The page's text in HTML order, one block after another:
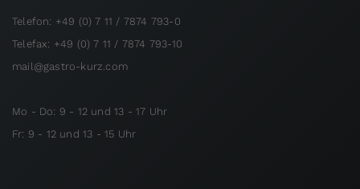
Telefon: +49 (0) 7 11 / 7874 793-0
Telefax: +49 (0) 7 11 / 7874 793-10
mail@gastro-kurz.com
Mo - Do: 9 - 12 und 13 - 17 Uhr
Fr: 9 - 12 und 13 - 15 Uhr